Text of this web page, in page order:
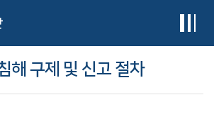
해 구제 및 신고 절차